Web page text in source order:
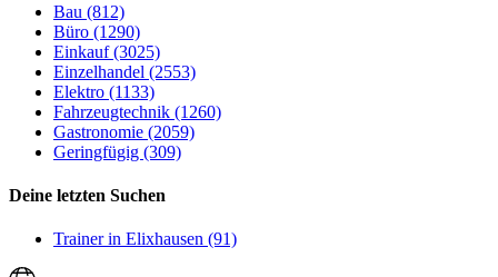
Bau (812)
Büro (1290)
Einkauf (3025)
Einzelhandel (2553)
Elektro (1133)
Fahrzeugtechnik (1260)
Gastronomie (2059)
Geringfügig (309)
Deine letzten Suchen
Trainer in Elixhausen (91)